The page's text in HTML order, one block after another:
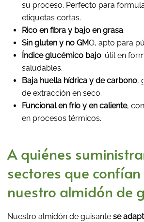
su proceso. Perfecto para
etiquetas cortas.
Rico en fibra y bajo en grasa.
Sin gluten y no GMO, apto para
Índice glucémico bajo: útil en
saludables.
Baja huella hídrica y de carbono,
de extracción en seco.
Funcional en frío y en caliente,
en procesos térmicos.
A quiénes
sectores que confían
nuestro almidón de
Nuestro almidón de guisante se